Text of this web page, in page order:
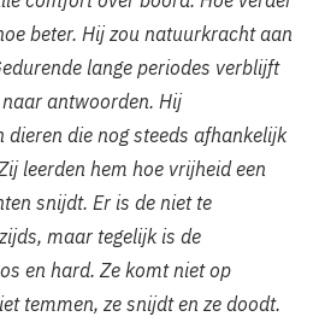
beter. Hij zou natuurkracht aan
lange periodes verblijft
antwoorden. Hij
dieren die nog steeds afhankelijk
leerden hem hoe vrijheid een
snijdt. Er is de niet te
maar tegelijkis de
en hard. Ze komt niet op
temmen, ze snijdt en ze doodt.